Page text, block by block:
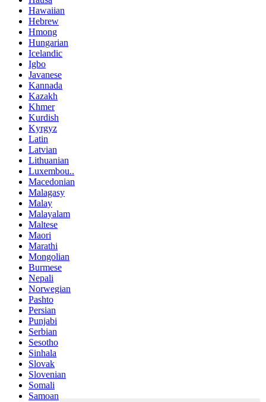
Hawaiian
Hebrew
Hmong
Hungarian
Icelandic
Igbo
Javanese
Kannada
Kazakh
Khmer
Kurdish
Kyrgyz
Latin
Latvian
Lithuanian
Luxembou..
Macedonian
Malagasy
Malay
Malayalam
Maltese
Maori
Marathi
Mongolian
Burmese
Nepali
Norwegian
Pashto
Persian
Punjabi
Serbian
Sesotho
Sinhala
Slovak
Slovenian
Somali
Samoan